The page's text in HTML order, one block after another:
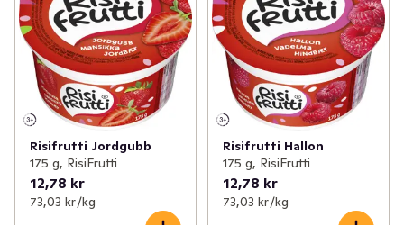
✓ Matlagningsmejeri (112)
✓ Filmjölk & Yoghurt (249)
Smör & margarin (69)
✓ Juice & fruktdryck
✓ Ägg & jäst (22)
✓ Växtbaserat
✓ Proteindryck (45)
✓ Proteinpudding (17)
Vaniljsås (10)
Risifrutti Jordgubb
175 g, RisiFrutti
12,78 kr
73,03 kr /kg
Risifrutti Hallon
175 g, RisiFrutti
12,78 kr
73,03 kr /kg